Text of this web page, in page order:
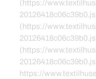
(https://
(https://
(https://
https://